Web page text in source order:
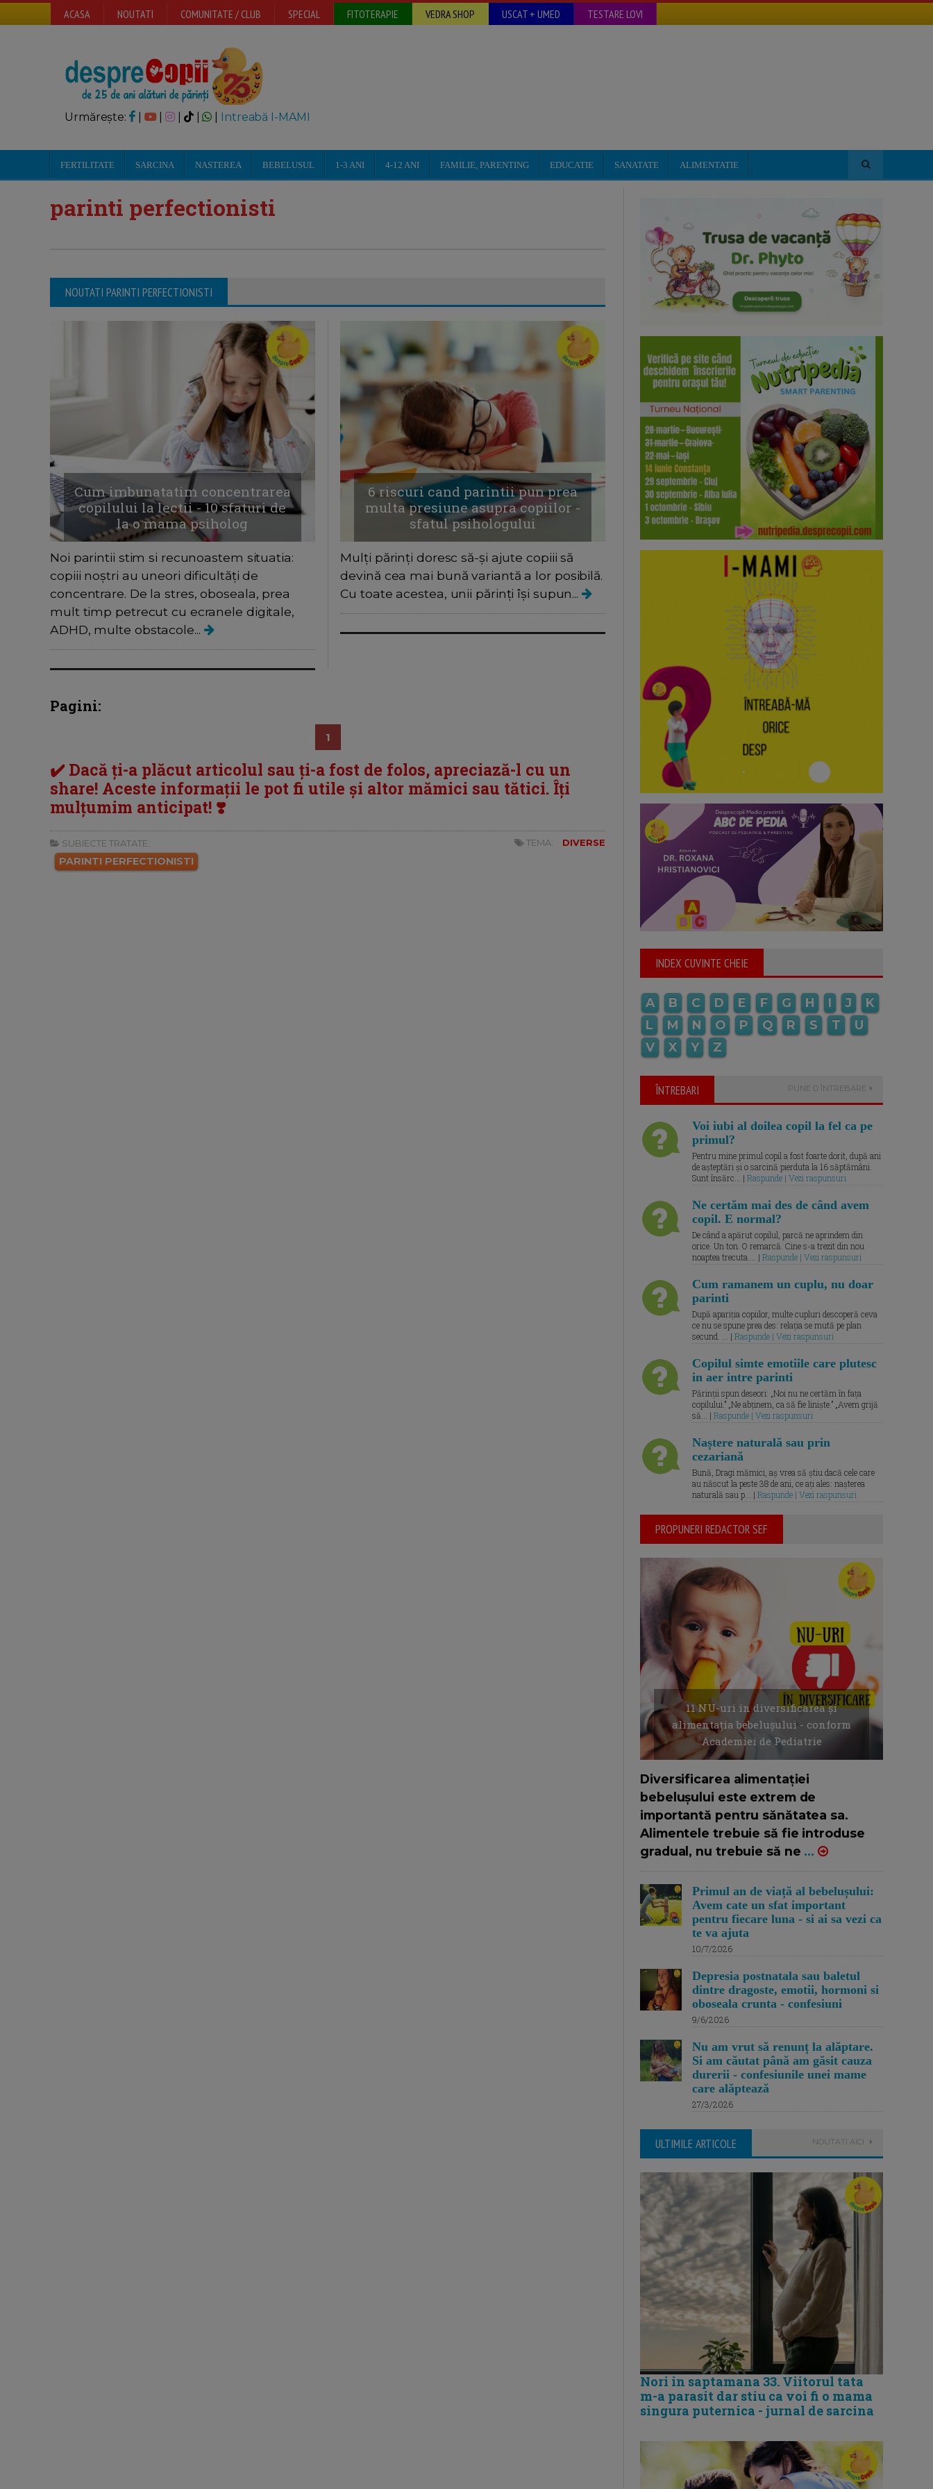
ACASA NOUTATI COMUNITATE / CLUB SPECIAL FITOTERAPIE VEDRA SHOP USCAT + UMED TESTARE LOVI
Urmărește: | | Intreabă I-MAMI
FERTILITATE SARCINA NASTEREA BEBELUSUL 1-3 ANI 4-12 ANI FAMILIE, PARENTING EDUCATIE SANATATE ALIMENTATIE
parinti perfectionisti
NOUTATI PARINTI PERFECTIONISTI
Cum imbunatatim concentrarea
copilului la lectii - 10 sfaturi de
la o mama psiholog
Noi parintii stim si recunoastem situatia:
copiii noștri au uneori dificultăți de
concentrare. De la stres, oboseala, prea
mult timp petrecut cu ecranele digitale,
ADHD, multe obstacole...
6 riscuri cand parintii pun prea
multa presiune asupra copiilor -
sfatul psihologului
Mulți părinți doresc să-și ajute copiii să
devină cea mai bună variantă a lor posibilă.
Cu toate acestea, unii părinți își supun...
Pagini:
1
✔️ Dacă ți-a plăcut articolul sau ți-a fost de folos, apreciază-l cu un
share! Aceste informații le pot fi utile și altor mămici sau tătici. Îți
mulțumim anticipat! ❣️
SUBIECTE TRATATE:
PARINTI PERFECTIONISTI
TEMA: DIVERSE
INDEX CUVINTE CHEIE
A B C D E F G H I J
K
L
M N O P Q R S T
U
V
X Y Z
ÎNTREBARI PUNE O ÎNTREBARE
Voi iubi al doilea copil la fel ca pe
primul?
Pentru mine primul copil a fost foarte dorit, după ani
de așteptări și o sarcină pierduta la 16 săptămâni.
Sunt însărc... | Raspunde | Vezi raspunsuri
Ne certăm mai des de când avem
copil. E normal?
De când a apărut copilul, parcă ne aprindem din
orice. Un ton. O remarcă. Cine s-a trezit din nou
noaptea trecuta.... | Raspunde | Vezi raspunsuri
Cum ramanem un cuplu, nu doar
parinti
După apariția copiilor, multe cupluri descoperă ceva
ce nu se spune prea des: relația se mută pe plan
secund. ... | Raspunde | Vezi raspunsuri
Copilul simte emotiile care plutesc
in aer intre parinti
Părinții spun deseori: „Noi nu ne certăm în fața
copilului.” „Ne abținem, ca să fie liniște.” „Avem grijă
să... | Raspunde | Vezi raspunsuri
Naștere naturală sau prin
cezariană
Bună, Dragi mămici, aș vrea să știu dacă cele care
au născut la peste 38 de ani, ce ați ales: nașterea
naturală sau p... | Raspunde | Vezi raspunsuri
PROPUNERI REDACTOR SEF
11 NU-uri in diversificarea și
alimentația bebelușului - conform
Academiei de Pediatrie
Diversificarea alimentației
bebelușului este extrem de
importantă pentru sănătatea sa.
Alimentele trebuie să fie introduse
gradual, nu trebuie să ne ...
Primul an de viață al bebelușului:
Avem cate un sfat important
pentru fiecare luna - si ai sa vezi ca
te va ajuta
10/7/2026
Depresia postnatala sau baletul
dintre dragoste, emotii, hormoni si
oboseala crunta - confesiuni
9/6/2026
Nu am vrut să renunț la alăptare.
Si am căutat până am găsit cauza
durerii - confesiunile unei mame
care alăptează
27/3/2026
ULTIMILE ARTICOLE NOUTATI AICI
Nori in saptamana 33. Viitorul tata
m-a parasit dar stiu ca voi fi o mama
singura puternica - jurnal de sarcina